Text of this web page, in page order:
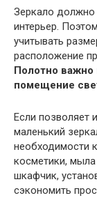
Зеркало
интерьер.
учитывать
расположение
Полотно важно
помещение
Если позволяет
маленький
необходимости
косметики,
шкафчик,
сэкономить